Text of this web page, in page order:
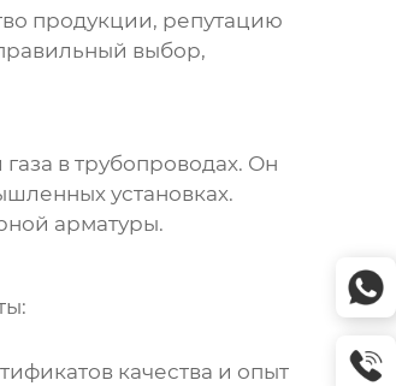
продукции, репутацию
выбор,
в трубопроводах. Он
установках.
арматуры.
качества и опыт